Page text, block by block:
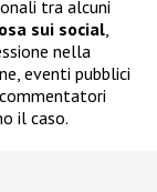
tra alcuni
sui social,
nella
eventi pubblici
il caso.